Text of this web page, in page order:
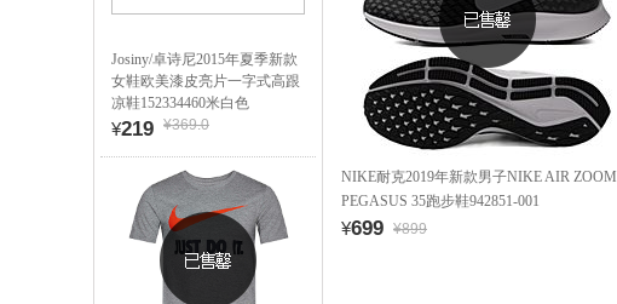
Josiny/卓诗尼2015年夏季新款
女鞋欧美漆皮亮片一字式高跟
凉鞋152334460米白色
¥219 ¥369.0
NIKE耐克2019年新款男子NIKE AIR ZOOM
PEGASUS 35跑步鞋942851-001
¥699 ¥899